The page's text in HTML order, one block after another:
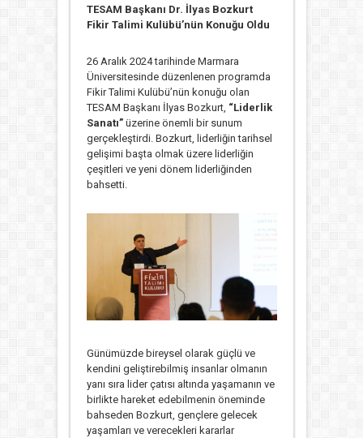
TESAM Başkanı Dr. İlyas Bozkurt
Fikir Talimi Kulübü’nün Konuğu Oldu
26 Aralık 2024 tarihinde Marmara
Üniversitesinde düzenlenen programda
Fikir Talimi Kulübü’nün konuğu olan
TESAM Başkanı İlyas Bozkurt, “Liderlik
Sanatı”üzerine önemli bir sunum
gerçekleştirdi. Bozkurt, liderliğin tarihsel
gelişimi başta olmak üzere liderliğin
çeşitleri ve yeni dönem liderliğinden
bahsetti.
Günümüzde bireysel olarak güçlü ve
kendini geliştirebilmiş insanlar olmanın
yanı sıra lider çatısı altında yaşamanın ve
birlikte hareket edebilmenin öneminde
bahseden Bozkurt, gençlere gelecek
yaşamları ve verecekleri kararlar